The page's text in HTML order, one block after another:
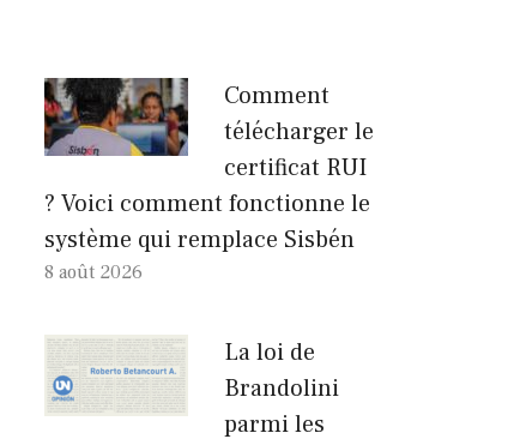
Comment
télécharger le
certificat RUI
? Voici comment fonctionne le
système qui remplace Sisbén
8 août 2026
La loi de
Brandolini
parmi les